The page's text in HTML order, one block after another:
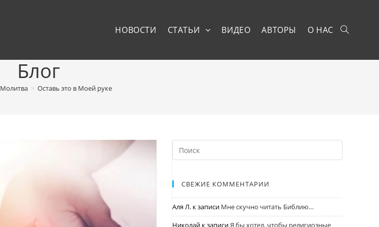
НОВОСТИ СТАТЬИ ВИДЕО АВТОРЫ О НАС
Блог
Молитва > Оставь это в Моей руке
СВЕЖИЕ КОММЕНТАРИИ
Аля Л. к записи Мне скучно читать Библию…
Николай к записи Я бы хотел, чтобы религиозные